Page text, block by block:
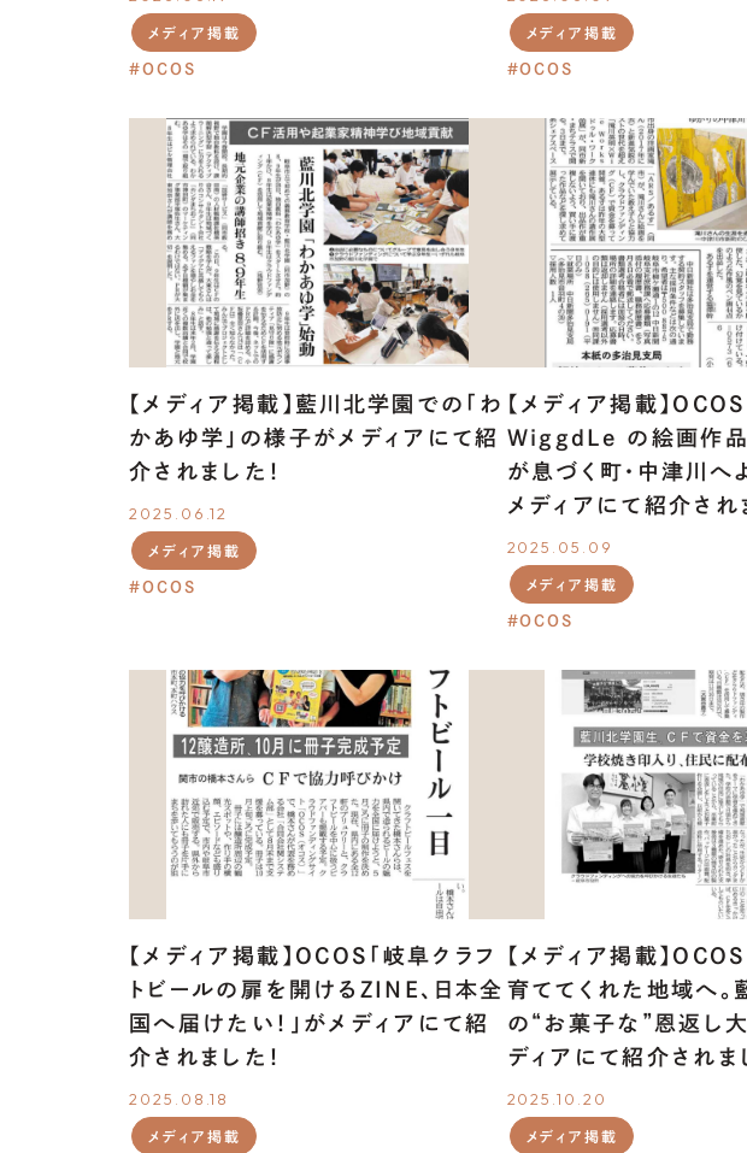
NEWSRELEASE OUR
OUR
01.
メディア掲載
OCOS
メディア掲載
OCOS
【メディア掲載】藍川北学園での「わ
かあゆ学」の様子がメディアにて紹
介されました！
2025.06.12
メディア掲載
OCOS
【メディア掲載】
WiggdLe の絵画作
が息づく町・中津川へ
メディアにて紹介され
2025.05.09
メディア掲載
OCOS
【メディア掲載】OCOS「岐阜クラフ
トビールの扉を開けるZINE、日本全
国へ届けたい！」がメディアにて紹
介されました！
2025.08.18
メディア掲載
【メディア掲載】OCOS
育ててくれた地域へ。
の“お菓子な”恩返し大
ディアにて紹介されま
2025.10.20
メディア掲載